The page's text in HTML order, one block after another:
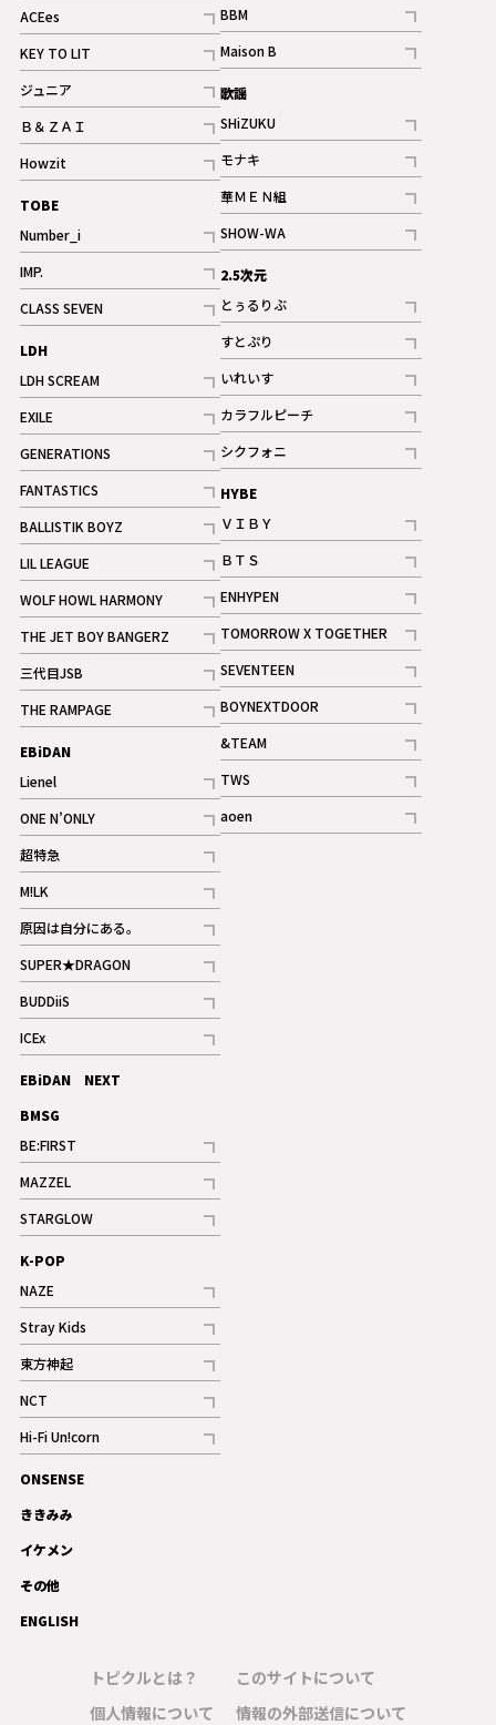
ACEes
記事
KEY TO LIT
記事
ジュニア
記事
Ｂ＆ＺＡＩ
記事
Howzit
記事
TOBE
Number_i
記事
IMP.
記事
CLASS SEVEN
記事
LDH
LDH SCREAM
記事
EXILE
記事
GENERATIONS
記事
FANTASTICS
記事
BALLISTIK BOYZ
記事
LIL LEAGUE
記事
WOLF HOWL HARMONY
記事
THE JET BOY BANGERZ
記事
三代目JSB
記事
THE RAMPAGE
記事
ギャラリー
EBiDAN
Lienel
記事
ONE N’ONLY
記事
超特急
記事
M!LK
記事
原因は自分にある。
記事
SUPER★DRAGON
記事
BUDDiiS
記事
ICEx
記事
EBiDAN NEXT
BMSG
BE:FIRST
記事
ギャラリー
MAZZEL
記事
ギャラリー
STARGLOW
記事
BBM
記事
ギャラリー
Maison B
記事
歌謡
SHiZUKU
記事
モナキ
記事
華ＭＥＮ組
記事
SHOW-WA
記事
2.5次元
とぅるりぶ
記事
すとぷり
記事
ギャラリー
いれいす
記事
ギャラリー
カラフルピーチ
記事
シクフォニ
記事
HYBE
ＶＩＢＹ
記事
ＢＴＳ
記事
ENHYPEN
記事
TOMORROW X TOGETHER
記事
ギャラリー
SEVENTEEN
記事
BOYNEXTDOOR
記事
&TEAM
記事
TWS
記事
aoen
記事
K-POP
NAZE
記事
Stray Kids
記事
東方神起
記事
NCT
記事
Hi-Fi Un!corn
記事
ギャラリー
ONSENSE
ききみみ
イケメン
その他
ENGLISH
トピクルとは？
個人情報について
このサイトについて
情報の外部送信について